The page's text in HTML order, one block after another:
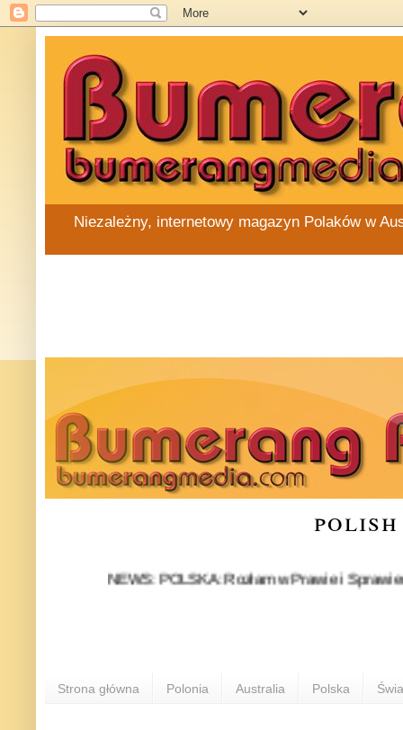
Niezależny, internetowy magazyn Polaków w
NEWS: POLSKA: Rozłam w Prawie i
Strona główna Polonia Australia Polska